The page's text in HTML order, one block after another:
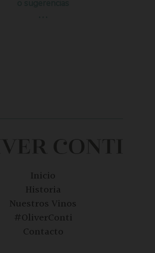
Inicio
Historia
Nuestros Vinos
#OliverConti
Contacto